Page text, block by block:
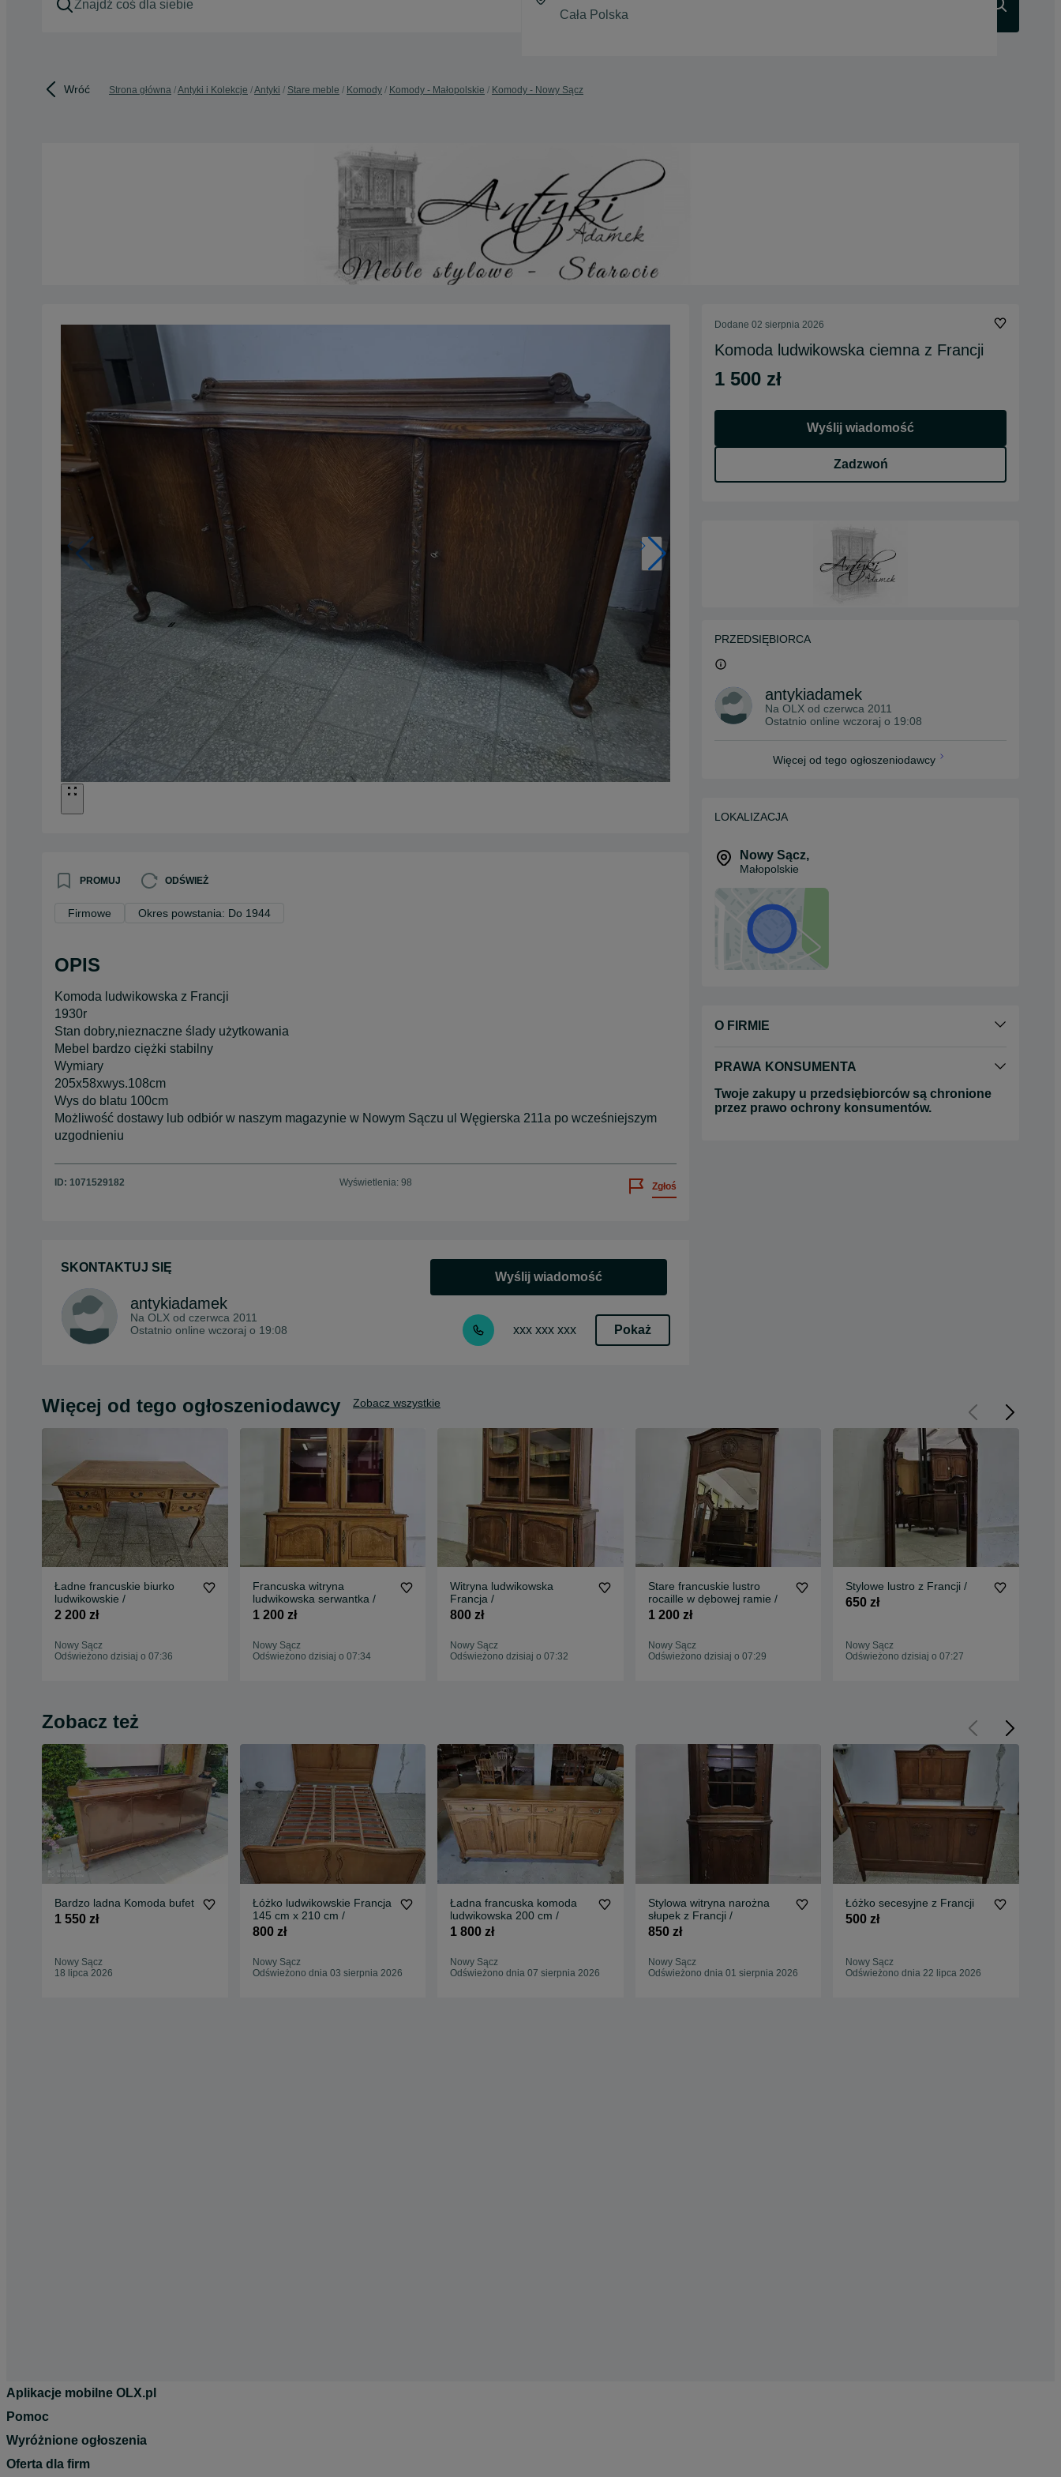
Wróć Strona główna Antyki i Kolekcje Antyki Stare meble Komody Komody - Małopolskie Komody - Nowy Sącz
PROMUJ ODŚWIEŻ
Firmowe Okres powstania: Do 1944
OPIS
Komoda ludwikowska z Francji
1930r
Stan dobry,nieznaczne ślady użytkowania
Mebel bardzo ciężki stabilny
Wymiary
205x58xwys.108cm
Wys do blatu 100cm
Możliwość dostawy lub odbiór w naszym magazynie w Nowym Sączu ul Węgierska 211a po wcześniejszym
uzgodnieniu
ID: 1071529182 Wyświetlenia: 98 Zgłoś
SKONTAKTUJ SIĘ
antykiadamek
Na OLX od czerwca 2011
Ostatnio online wczoraj o 19:08
Wyślij wiadomość
xxx xxx xxx Pokaż
Dodane 02 sierpnia 2026
Komoda ludwikowska ciemna z Francji
1 500 zł
Wyślij wiadomość
Zadzwoń
PRZEDSIĘBIORCA
antykiadamek
Na OLX od czerwca 2011
Ostatnio online wczoraj o 19:08
Więcej od tego ogłoszeniodawcy
LOKALIZACJA
Nowy Sącz,
Małopolskie
O FIRMIE
PRAWA KONSUMENTA
Twoje zakupy u przedsiębiorców są chronione
przez prawo ochrony konsumentów.
Więcej od tego ogłoszeniodawcy Zobacz wszystkie
Ładne francuskie biurko
ludwikowskie /
2 200 zł
Nowy Sącz
Odświeżono dzisiaj o 07:36
Francuska witryna
ludwikowska serwantka /
1 200 zł
Nowy Sącz
Odświeżono dzisiaj o 07:34
Witryna ludwikowska
Francja /
800 zł
Nowy Sącz
Odświeżono dzisiaj o 07:32
Stare francuskie lustro
rocaille w dębowej ramie /
1 200 zł
Nowy Sącz
Odświeżono dzisiaj o 07:29
Stylowe lustro z Francji /
650 zł
Nowy Sącz
Odświeżono dzisiaj o 07:27
Zobacz też
Bardzo ladna Komoda bufet
1 550 zł
Nowy Sącz
18 lipca 2026
Łóżko ludwikowskie Francja
145 cm x 210 cm /
800 zł
Nowy Sącz
Odświeżono dnia 03 sierpnia 2026
Ładna francuska komoda
ludwikowska 200 cm /
1 800 zł
Nowy Sącz
Odświeżono dnia 07 sierpnia 2026
Stylowa witryna narożna
słupek z Francji /
850 zł
Nowy Sącz
Odświeżono dnia 01 sierpnia 2026
Łóżko secesyjne z Francji
500 zł
Nowy Sącz
Odświeżono dnia 22 lipca 2026
Aplikacje mobilne OLX.pl
Pomoc
Wyróżnione ogłoszenia
Oferta dla firm